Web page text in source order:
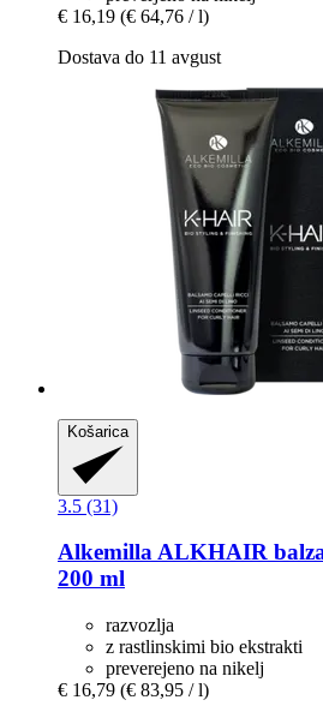
€ 16,19 (€ 64,76 / l)
Dostava do 11 avgust
Košarica
3.5 (31)
AlkemillaALKHAIR
200 ml
razvozlja
z rastlinskimi bio ekstrakti
preverejeno na nikelj
€ 16,79 (€ 83,95 / l)